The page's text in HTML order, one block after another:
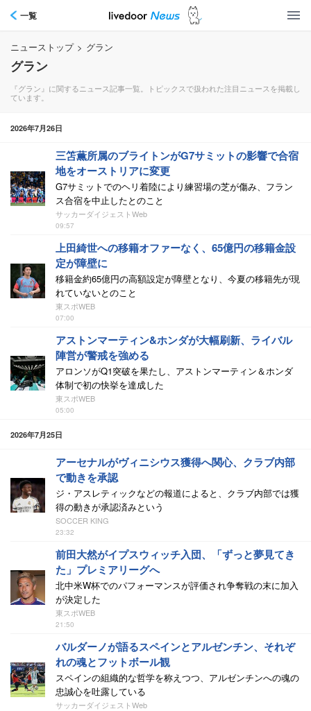
一覧
ニューストップ > グラン
グラン
『グラン』に関するニュース記事一覧。トピックスで扱われた注目ニュースを掲載し
ています。
2026年7月26日
三笘薫所属のブライトンがG7サミットの影響で合宿
地をオーストリアに変更
G7サミットでのヘリ着陸により練習場の芝が傷み、フラン
ス合宿を中止したとのこと
サッカーダイジェストWeb
09:57
上田綺世への移籍オファーなく、65億円の移籍金設
定が障壁に
移籍金約65億円の高額設定が障壁となり、今夏の移籍先が現
れていないとのこと
東スポWEB
07:00
アストンマーティン&ホンダが大幅刷新、ライバル
陣営が警戒を強める
アロンソがQ1突破を果たし、アストンマーティン＆ホンダ
体制で初の快挙を達成した
東スポWEB
05:00
2026年7月25日
アーセナルがヴィニシウス獲得へ関心、クラブ内部
で動きを承認
ジ・アスレティックなどの報道によると、クラブ内部では獲
得の動きが承認済みという
SOCCER KING
23:32
前田大然がイプスウィッチ入団、「ずっと夢見てき
た」プレミアリーグへ
北中米W杯でのパフォーマンスが評価され争奪戦の末に加入
が決定した
東スポWEB
21:50
バルダーノが語るスペインとアルゼンチン、それぞ
れの魂とフットボール観
スペインの組織的な哲学を称えつつ、アルゼンチンへの魂の
忠誠心を吐露している
サッカーダイジェストWeb